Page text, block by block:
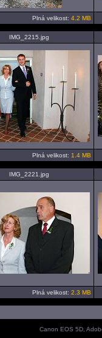
Plná velikost: 4.2 MB
IMG_2215.jpg
Plná velikost: 1.4 MB
IMG_2221.jpg
Plná velikost: 2.3 MB
Canon EOS 5D,